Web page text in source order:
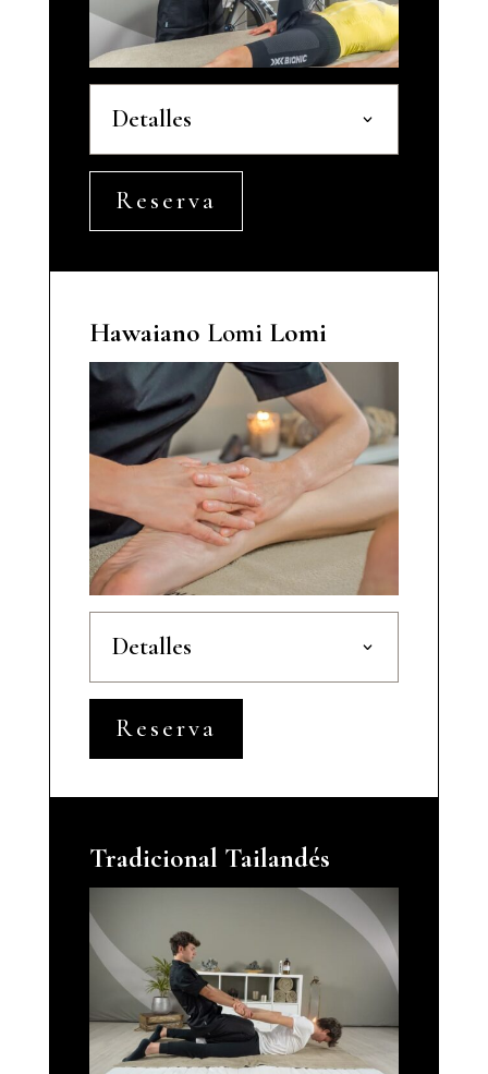
Detalles
Reserva
Hawaiano LomiLomi
Detalles
Reserva
Tradicional Tailandés